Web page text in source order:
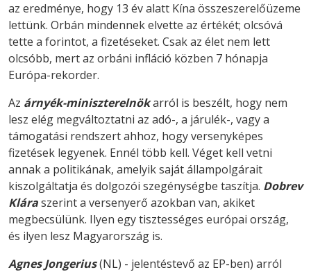
az eredménye, hogy 13 év alatt Kína összeszerelőüzeme
lettünk. Orbán mindennek elvette az értékét; olcsóvá
tette a forintot, a fizetéseket. Csak az élet nem lett
olcsóbb, mert az orbáni infláció közben 7 hónapja
Európa-rekorder.
Az árnyék-miniszterelnökarról is beszélt, hogy nem
lesz elég megváltoztatni az adó-, a járulék-, vagy a
támogatási rendszert ahhoz, hogy versenyképes
fizetések legyenek. Ennél több kell. Véget kell vetni
annak a politikának, amelyik saját állampolgárait
kiszolgáltatja és dolgozói szegénységbe taszítja. Dobrev
Kláraszerint a versenyerő azokban van, akiket
megbecsülünk. Ilyen egy tisztességes európai ország,
és ilyen lesz Magyarország is.
Agnes Jongerius(NL) - jelentéstevő az EP-ben) arról